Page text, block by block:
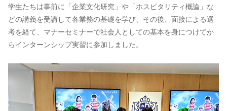
学生たちは事前に「企業文化研究」や「ホスピタリティ概論」な
どの講義を受講して各業務の基礎を学び、その後、面接による選
考を経て、マナーセミナーで社会人としての基本を身につけてか
らインターンシップ実習に参加しました。